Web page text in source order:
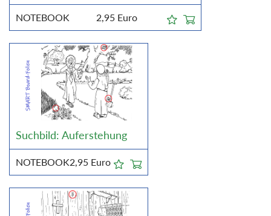
NOTEBOOK 2,95 Euro
Suchbild: Auferstehung
NOTEBOOK2,95 Euro